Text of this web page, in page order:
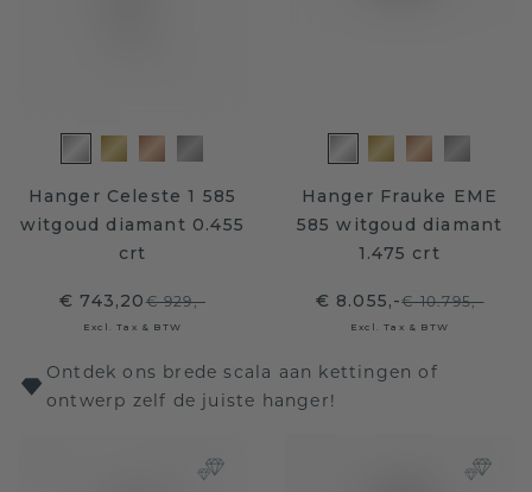
Hanger Celeste 1 585
witgoud diamant 0.455
crt
€ 743,20€ 929,-
Excl. Tax & BTW
Hanger Frauke EME
585 witgoud diamant
1.475 crt
€ 8.055,-€ 10.795,-
Excl. Tax & BTW
Ontdek ons brede scala aan kettingen of
ontwerp zelf de juiste hanger!